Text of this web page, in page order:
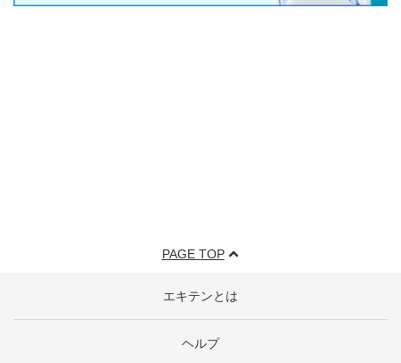
PAGE TOP
エキテンとは
ヘルプ